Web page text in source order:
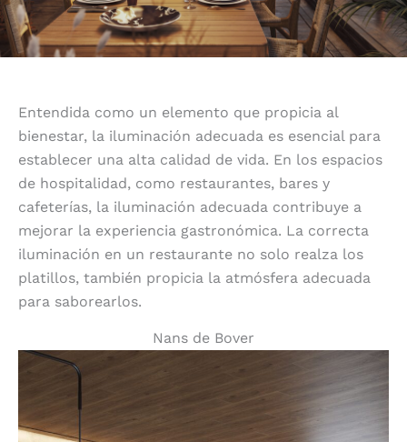
Entendida como un elemento que propicia al
bienestar, la iluminación adecuada es esencial para
establecer una alta calidad de vida. En los espacios
de hospitalidad, como restaurantes, bares y
cafeterías, la iluminación adecuada contribuye a
mejorar la experiencia gastronómica. La correcta
iluminación en un restaurante no solo realza los
platillos, también propicia la atmósfera adecuada
para saborearlos.
Nans de Bover